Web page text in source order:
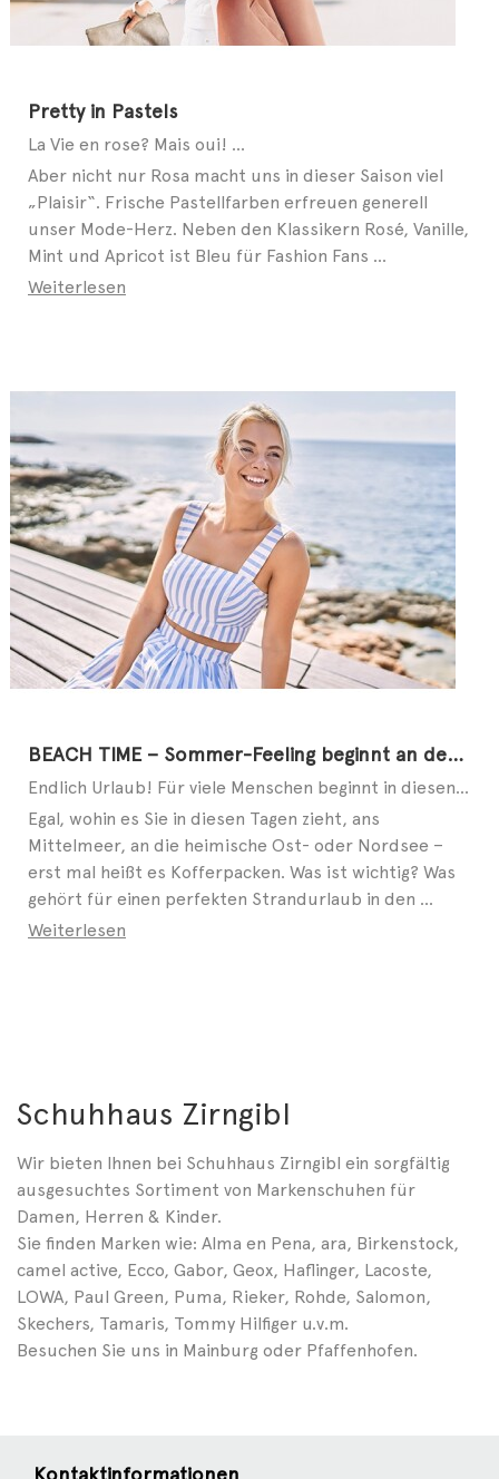
Pretty in Pastels
La Vie en rose? Mais oui! ...
Aber nicht nur Rosa macht uns in dieser Saison viel
„Plaisir“. Frische Pastellfarben erfreuen generell
unser Mode-Herz. Neben den Klassikern Rosé, Vanille,
Mint und Apricot ist Bleu für Fashion Fans ...
Weiterlesen
BEACH TIME – Sommer-Feeling beginnt an den Füßen
Endlich Urlaub! Für viele Menschen beginnt in diesen Tagen die schönste Zeit des Jahres. Ob allein, ...
Egal, wohin es Sie in diesen Tagen zieht, ans
Mittelmeer, an die heimische Ost- oder Nordsee –
erst mal heißt es Kofferpacken. Was ist wichtig? Was
gehört für einen perfekten Strandurlaub in den ...
Weiterlesen
Schuhhaus Zirngibl
Wir bieten Ihnen bei Schuhhaus Zirngibl ein sorgfältig
ausgesuchtes Sortiment von Markenschuhen für
Damen, Herren & Kinder.
Sie finden Marken wie: Alma en Pena, ara, Birkenstock,
camel active, Ecco, Gabor, Geox, Haflinger, Lacoste,
LOWA, Paul Green, Puma, Rieker, Rohde, Salomon,
Skechers, Tamaris, Tommy Hilfiger u.v.m.
Besuchen Sie uns in Mainburg oder Pfaffenhofen.
Kontaktinformationen